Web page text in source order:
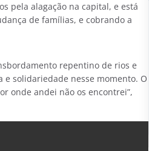
pela alagação na capital, e está
de famílias, e cobrando a
repentino de rios e
e solidariedade nesse momento. O
onde andei não os encontrei”,
Sex